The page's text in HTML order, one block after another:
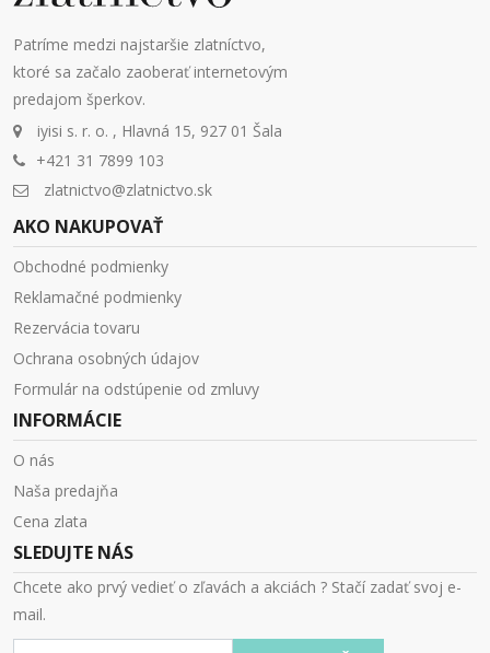
Patríme medzi najstaršie zlatníctvo,
ktoré sa začalo zaoberať internetovým
predajom šperkov.
iyisi s. r. o. , Hlavná 15, 927 01 Šala
+421 31 7899 103
zlatnictvo@zlatnictvo.sk
AKO NAKUPOVAŤ
Obchodné podmienky
Reklamačné podmienky
Rezervácia tovaru
Ochrana osobných údajov
Formulár na odstúpenie od zmluvy
INFORMÁCIE
O nás
Naša predajňa
Cena zlata
SLEDUJTE NÁS
Chcete ako prvý vedieť o zľavách a akciách ? Stačí zadať svoj e-
mail.